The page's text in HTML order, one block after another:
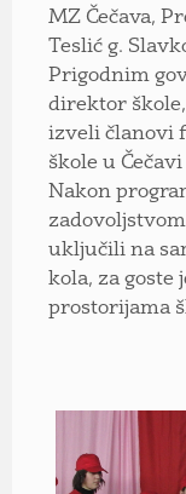
MZ Čečava,
Teslić g.
Prigodnim
direktor
izveli članovi
škole u
Nakon
uključili na
kola, za goste
prostorijama